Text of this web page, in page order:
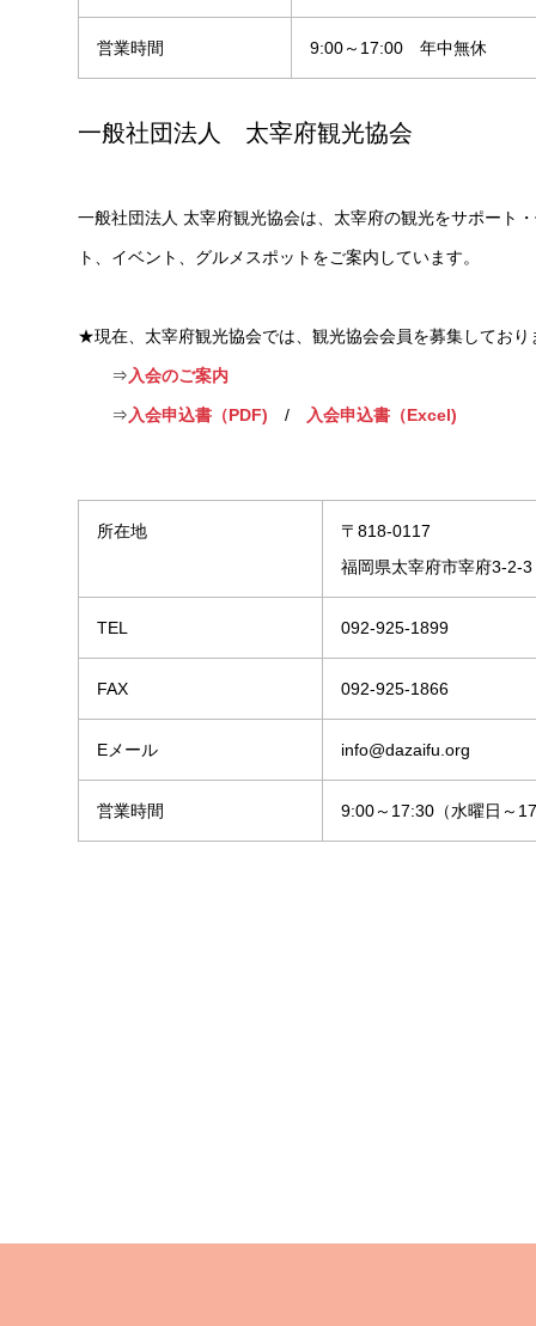
営業時間 9:00～17:00 年中無休
一般社団法人 太宰府観光協会
一般社団法人 太宰府観光協会は、太宰府の観光をサポート
ト、イベント、グルメスポットをご案内しています。
★現在、太宰府観光協会では、観光協会会員を募集しており
⇒入会のご案内
⇒入会申込書（PDF) / 入会申込書（Excel)
所在地
〒818-0117
福岡県太宰府市宰府3-
TEL 092-925-1899
FAX 092-925-1866
Eメール info@dazaifu.org
営業時間 9:00～17:30（水曜日～